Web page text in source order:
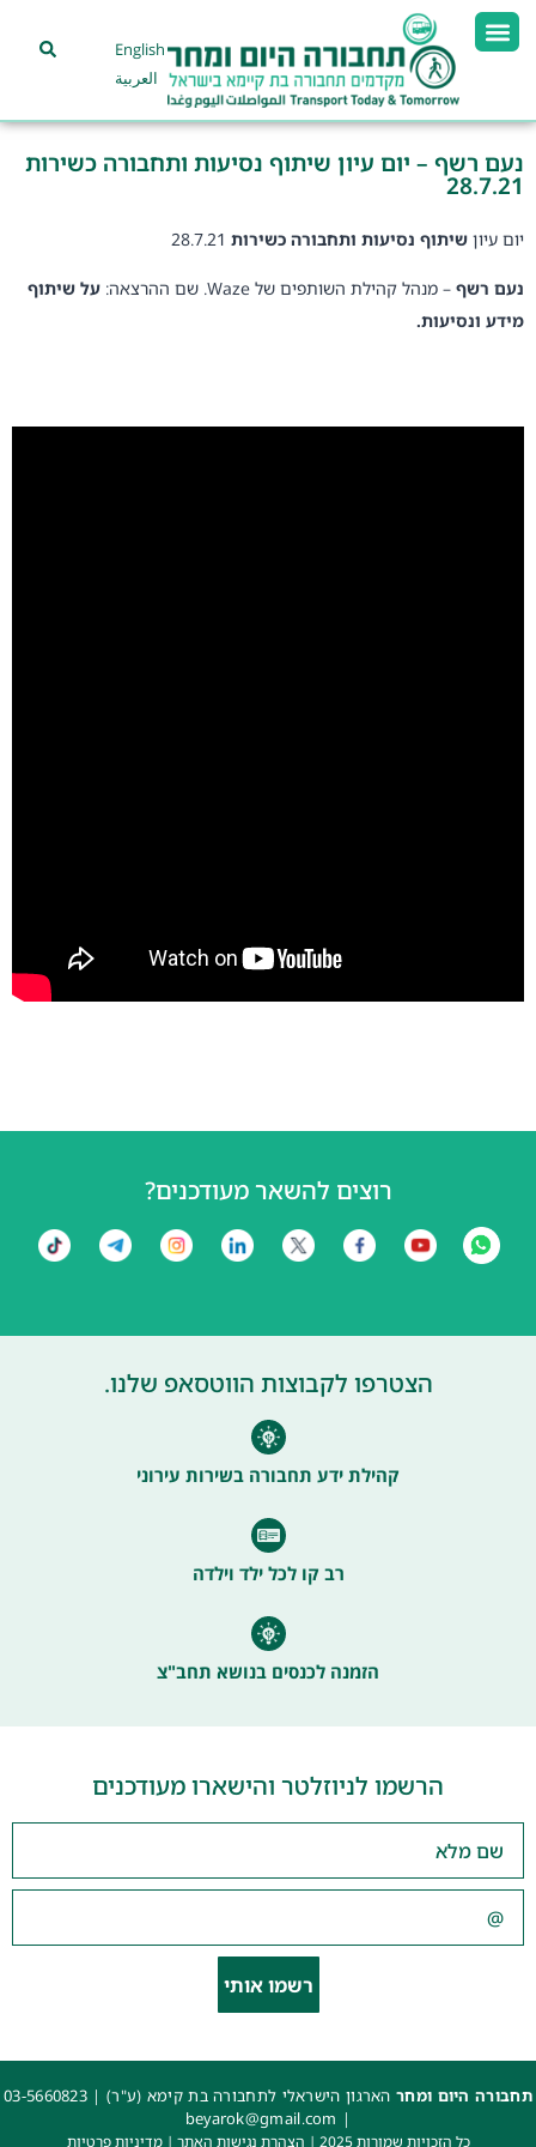
English
العربية
נעם רשף – יום עיון שיתוף נסיעות ותחבורה כשירות
28.7.21
יום עיון שיתוף נסיעות ותחבורה כשירות
נעם רשף – מנהל קהילת השותפים של Waze. שם ההרצאה:
על שיתוף
מידע ונסיעות.
רוצים להשאר מעודכנים?
הצטרפו לקבוצות הווטסאפ שלנו.
קהילת ידע תחבורה בשירות עירוני
רב קו לכל ילד וילדה
הזמנה לכנסים בנושא תחב"צ
הרשמו לניוזלטר והישארו מעודכנים
רשמו אותי
תחבורה היום ומחרהארגון הישראלי לתחבורה בת קימא (ע"ר) | 03-5660823
|
beyarok@gmail.com
כל הזכויות שמורות 2025 | הצהרת נגישות האתר |מדיניות פרטיות